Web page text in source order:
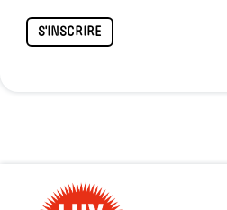
S'INSCRIRE